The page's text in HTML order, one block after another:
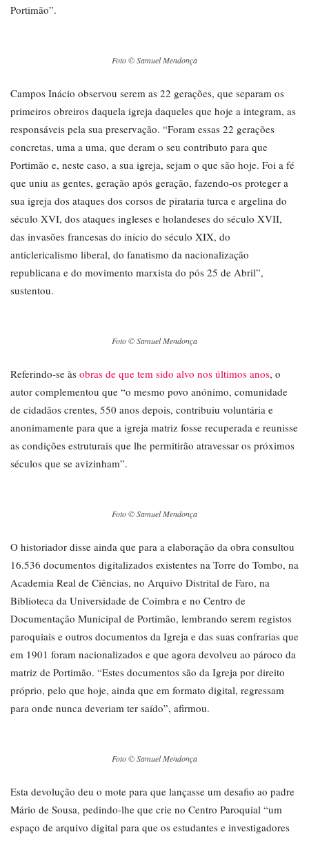
Portimão”.
Foto © Samuel Mendonça
Campos Inácio observou serem as 22 gerações, que separam os
primeiros obreiros daquela igreja daqueles que hoje a integram, as
responsáveis pela sua preservação. “Foram essas 22 gerações
concretas, uma a uma, que deram o seu contributo para que
Portimão e, neste caso, a sua igreja, sejam o que são hoje. Foi a fé
que uniu as gentes, geração após geração, fazendo-os proteger a
sua igreja dos ataques dos corsos de pirataria turca e argelina do
século XVI, dos ataques ingleses e holandeses do século XVII,
das invasões francesas do início do século XIX, do
anticlericalismo liberal, do fanatismo da nacionalização
republicana e do movimento marxista do pós 25 de Abril”,
sustentou.
Foto © Samuel Mendonça
Referindo-se às obras de que tem sido alvo nos últimos anos, o
autor complementou que “o mesmo povo anónimo, comunidade
de cidadãos crentes, 550 anos depois, contribuiu voluntária e
anonimamente para que a igreja matriz fosse recuperada e reunisse
as condições estruturais que lhe permitirão atravessar os próximos
séculos que se avizinham”.
Foto © Samuel Mendonça
O historiador disse ainda que para a elaboração da obra consultou
16.536 documentos digitalizados existentes na Torre do Tombo, na
Academia Real de Ciências, no Arquivo Distrital de Faro, na
Biblioteca da Universidade de Coimbra e no Centro de
Documentação Municipal de Portimão, lembrando serem registos
paroquiais e outros documentos da Igreja e das suas confrarias que
em 1901 foram nacionalizados e que agora devolveu ao pároco da
matriz de Portimão. “Estes documentos são da Igreja por direito
próprio, pelo que hoje, ainda que em formato digital, regressam
para onde nunca deveriam ter saído”, afirmou.
Foto © Samuel Mendonça
Esta devolução deu o mote para que lançasse um desafio ao padre
Mário de Sousa, pedindo-lhe que crie no Centro Paroquial “um
espaço de arquivo digital para que os estudantes e investigadores